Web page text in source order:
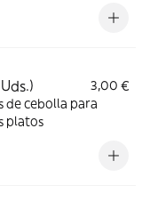
3,00 €
de cebolla para
platos